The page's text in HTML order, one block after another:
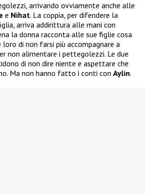
arrivando ovviamente anche alle
e Nihat. La coppia, per difendere la
arriva addirittura alle mani con
la donna racconta alle sue figlie cosa
loro di non farsi più accompagnare a
non alimentare i pettegolezzi. Le due
di non dire niente e aspettare che
Ma non hanno fatto i conti con Aylin.